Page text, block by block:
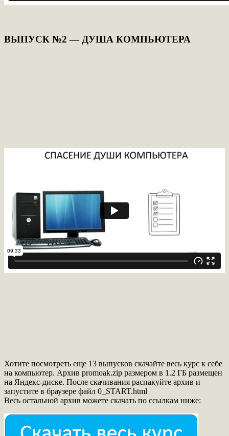
ВЫПУСК №2 — ДУША КОМПЬЮТЕРА
Хотите посмотреть еще 13 выпусков скачайте весь курс к себе
на компьютер. Архив promoak.zip размером в 1.2 ГБ размещен
на Яндекс-диске. После скачивания распакуйте архив и
запустите в браузере файл 0_START.html
Весь остальной архив можете скачать по ссылкам ниже: